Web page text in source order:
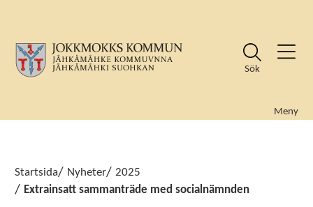
Sök
Meny
Startsida Nyheter
2025
Extrainsatt sammanträde med socialnämnden